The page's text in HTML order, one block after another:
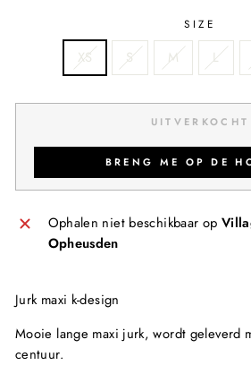
SIZE
XS S M L
UITVERKOCHT
BRENG ME OP DE
Ophalen niet beschikbaar op
Opheusden
Jurk maxi k-design
Mooie lange maxi jurk, wordt geleverd
centuur.